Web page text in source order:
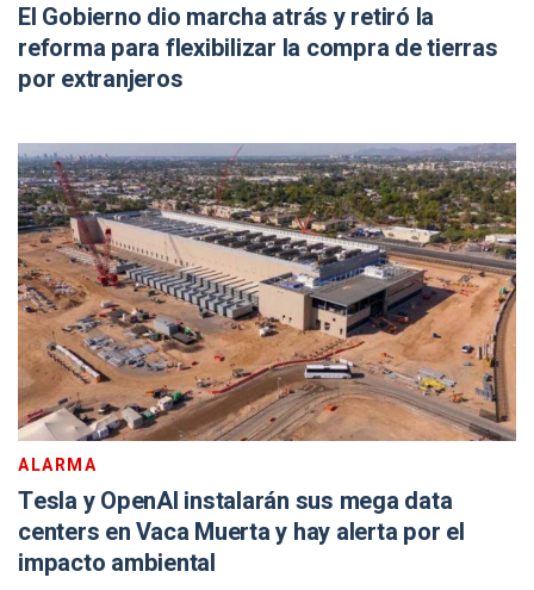
El Gobierno dio marcha atrás y retiró la
reforma para flexibilizar la compra de tierras
por extranjeros
ALARMA
Tesla y OpenAI instalarán sus mega data
centers en Vaca Muerta y hay alerta por el
impacto ambiental